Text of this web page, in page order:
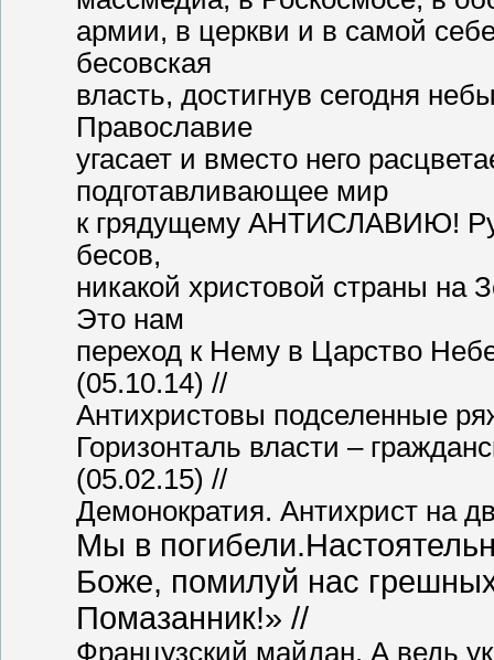
армии, в церкви и в самой
бесовская
власть, достигнув сегодня
Православие
угасает и вместо него
подготавливающее мир
к грядущему АНТИСЛАВИЮ!
бесов,
никакой христовой страны на
Это нам
переход к Нему в Царство
(05.10.14) //
Антихристовы подселенные
Горизонталь власти –
(05.02.15) //
Демонократия. Антихрист на
Мы в
Боже, помилуй нас
Помазанник!» //
Французский майдан. А ведь